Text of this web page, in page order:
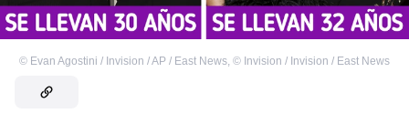
© Evan Agostini / Invision / AP / East News © Invision / Invision / East News